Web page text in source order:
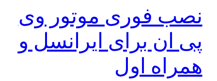
نصب فوری موتور وی
پی ان برای ایرانسل و
همراه اول